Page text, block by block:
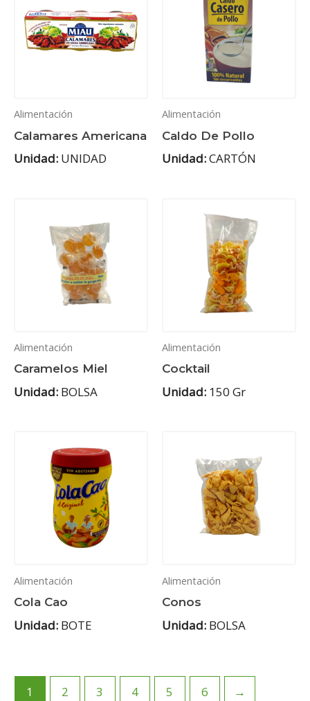
Alimentación
Calamares Americana
Unidad: UNIDAD
Alimentación
Caldo De Pollo
Unidad:CARTÓN
Alimentación
Caramelos Miel
Unidad: BOLSA
Alimentación
Cocktail
Unidad: 150 Gr
Alimentación
Cola Cao
Unidad: BOTE
Alimentación
Conos
Unidad: BOLSA
1 2 3 4 5 6 →